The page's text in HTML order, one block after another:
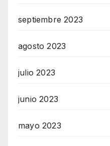
septiembre 2023
agosto 2023
julio 2023
junio 2023
mayo 2023